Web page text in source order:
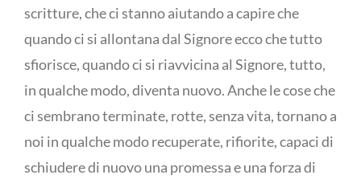
scritture, che ci stanno aiutando a capire che
quando ci si allontana dal Signore ecco che tutto
sfiorisce, quando ci si riavvicina al Signore, tutto,
in qualche modo, diventa nuovo. Anche le cose che
ci sembrano terminate, rotte, senza vita, tornano a
noi in qualche modo recuperate, rifiorite, capaci di
schiudere di nuovo una promessa e una forza di